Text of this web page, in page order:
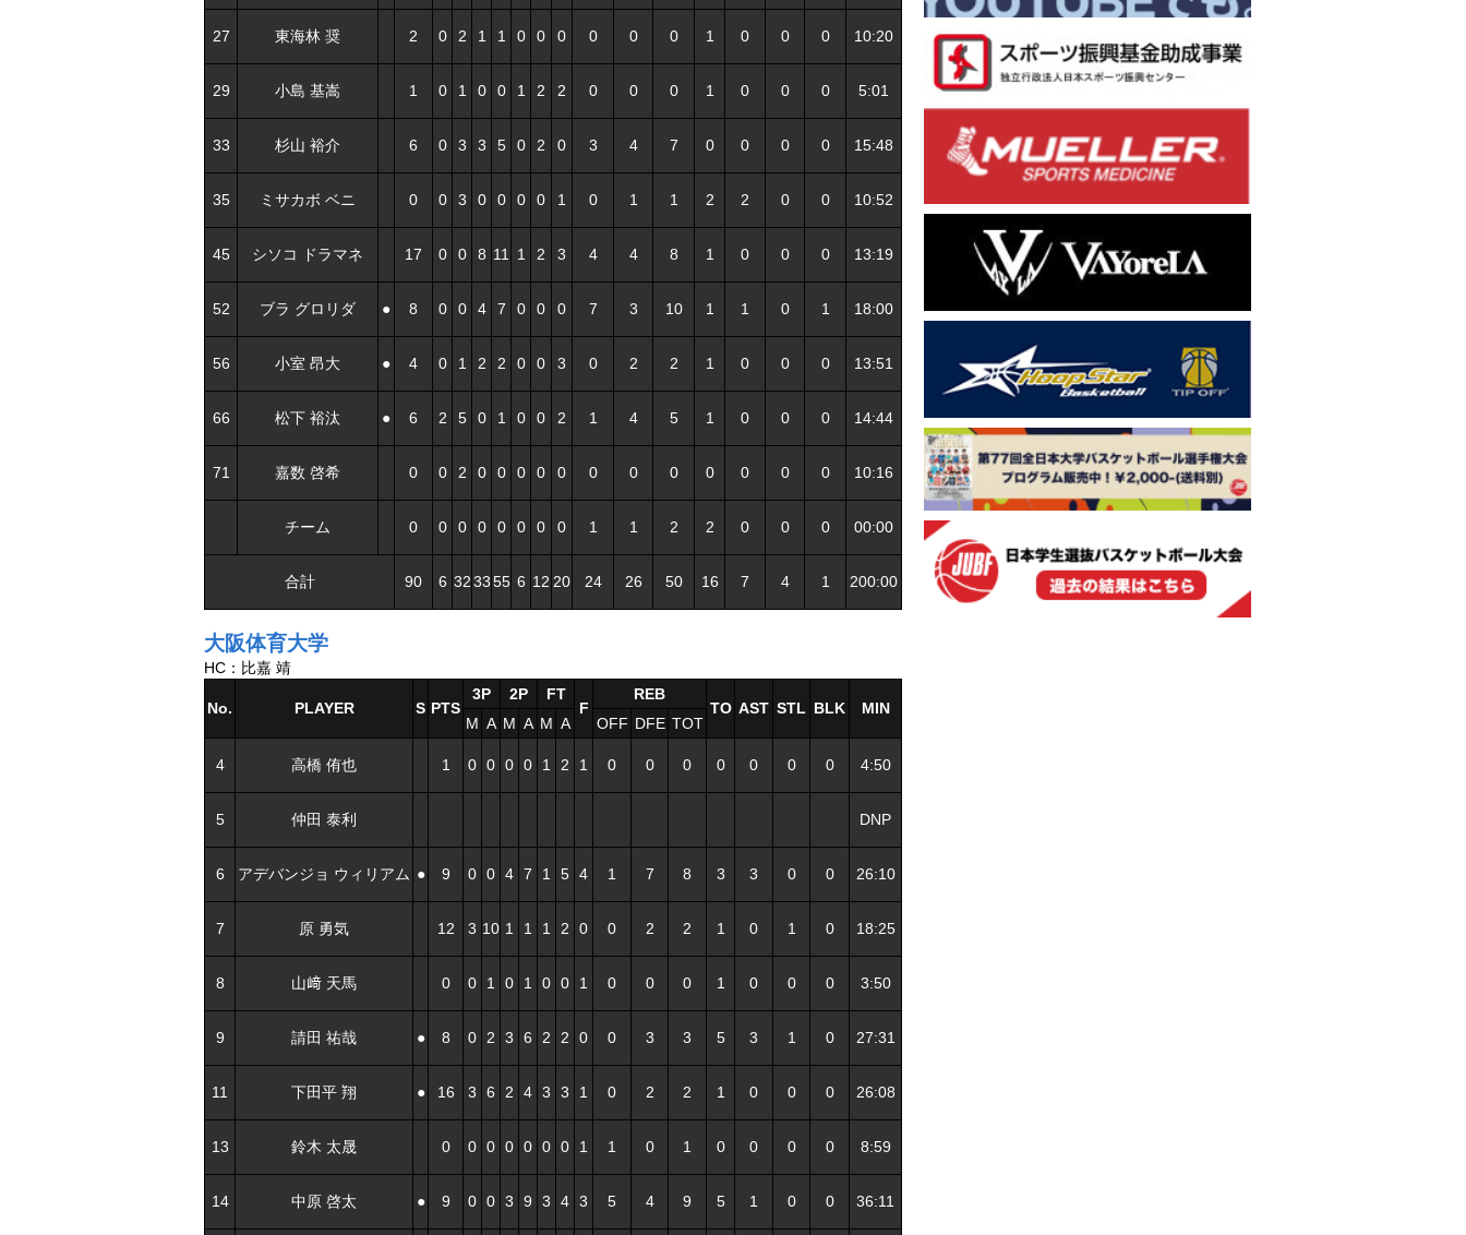
27 東海林 奨 2 0 2 1 1 0 0 0 0 0 0 1 0 0 0 10:20
29 小島 基嵩 1 0 1 0 0 1 2 2 0 0 0 1 0 0 0 5:01
33 杉山 裕介 6 0 3 3 5 0 2 0 3 4 7 0 0 0 0 15:48
35 ミサカボ ベニ 0 0 3 0 0 0 0 1 0 1 1 2 2 0 0 10:52
45 シソコ ドラマネ 17 0 0 8 11 1 2 3 4 4 8 1 0 0 0 13:19
52 ブラ グロリダ ● 8 0 0 4 7 0 0 0 7 3 10 1 1 0 1 18:00
56 小室 昂大 ● 4 0 1 2 2 0 0 3 0 2 2 1 0 0 0 13:51
66 松下 裕汰 ● 6 2 5 0 1 0 0 2 1 4 5 1 0 0 0 14:44
71 嘉数 啓希 0 0 2 0 0 0 0 0 0 0 0 0 0 0 0 10:16
チーム 0 0 0 0 0 0 0 0 1 1 2 2 0 0 0 00:00
合計 90 6 323355 6 12 20 24 26 50 16 7 4 1 200:00
大阪体育大学
HC：比嘉 靖
No. PLAYER S PTS
3P 2P
FT
F
REB
TO AST STL BLK
MIN
M A M A M A OFF DFE TOT
4 高橋 侑也 1 0 0 0 0 1 2 1 0 0 0 0 0 0 0 4:50
5 仲田 泰利 DNP
6 アデバンジョ ウィリアム ● 9 0 0 4 7 1 5 4 1 7 8 3 3 0 0 26:10
7 原 勇気 12 3 10 1 1 1 2 0 0 2 2 1 0 1 0 18:25
8 山﨑 天馬 0 0 1 0 1 0 0 1 0 0 0 1 0 0 0 3:50
9 請田 祐哉 ● 8 0 2 3 6 2 2 0 0 3 3 5 3 1 0 27:31
11 下田平 翔 ● 16 3 6 2 4 3 3 1 0 2 2 1 0 0 0 26:08
13 鈴木 太晟 0 0 0 0 0 0 0 1 1 0 1 0 0 0 0 8:59
14 中原 啓太 ● 9 0 0 3 9 3 4 3 5 4 9 5 1 0 0 36:11